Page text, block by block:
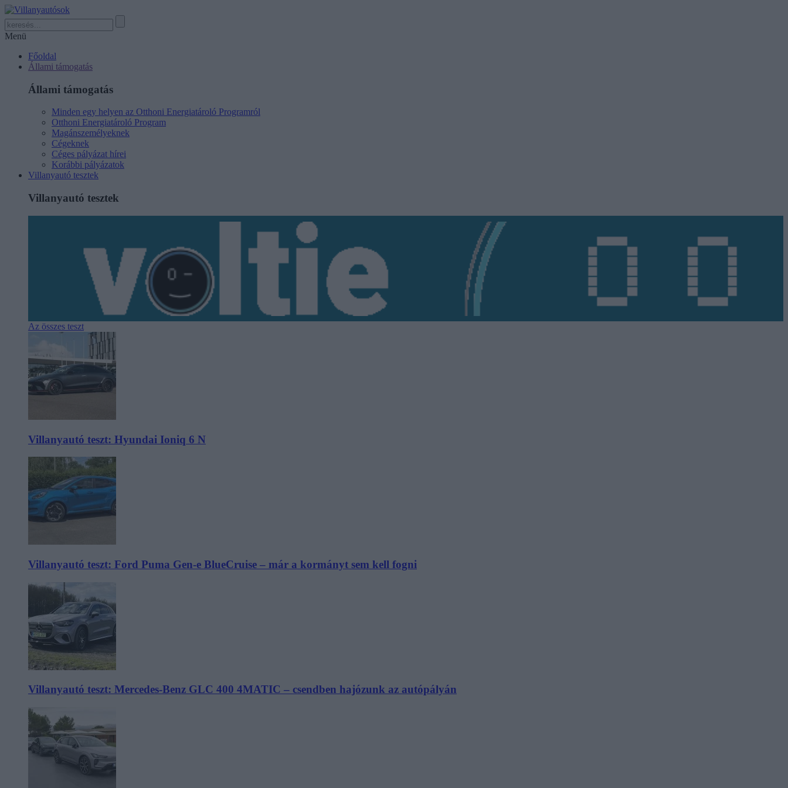
Menü
Főoldal
Állami támogatás
Állami támogatás
Minden egy helyen az Otthoni Energiatároló Programról
Otthoni Energiatároló Program
Magánszemélyeknek
Cégeknek
Céges pályázat hírei
Korábbi pályázatok
Villanyautó tesztek
Villanyautó tesztek
Az összes teszt
Villanyautó teszt: Hyundai Ioniq 6 N
Villanyautó teszt: Ford Puma Gen-e BlueCruise – már a kormányt sem kell fogni
Villanyautó teszt: Mercedes-Benz GLC 400 4MATIC – csendben hajózunk az autópályán